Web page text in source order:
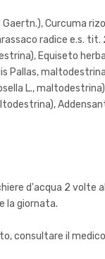
Curcuma
radice e.s.
Equiseto
Pallas,
L.,
d'acqua 2 volte
la giornata.
consultare il